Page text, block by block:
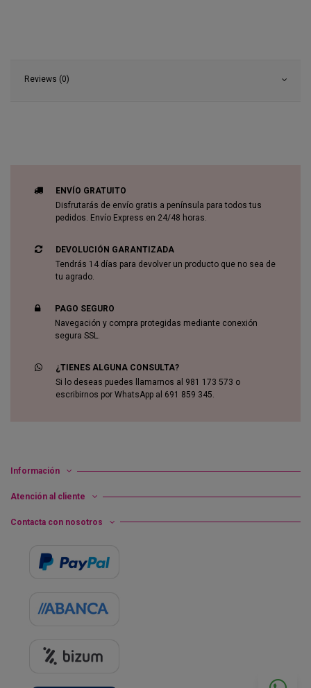
Reviews (0)
ENVÍO GRATUITO
Disfrutarás de envío gratis a península para todos tus
pedidos. Envío Express en 24/48 horas.
DEVOLUCIÓN GARANTIZADA
Tendrás 14 días para devolver un producto que no sea de
tu agrado.
PAGO SEGURO
Navegación y compra protegidas mediante conexión
segura SSL.
¿TIENES ALGUNA CONSULTA?
Si lo deseas puedes llamarnos al 981 173 573 o
escribirnos por WhatsApp al 691 859 345.
Información
Atención al cliente
Contacta con nosotros